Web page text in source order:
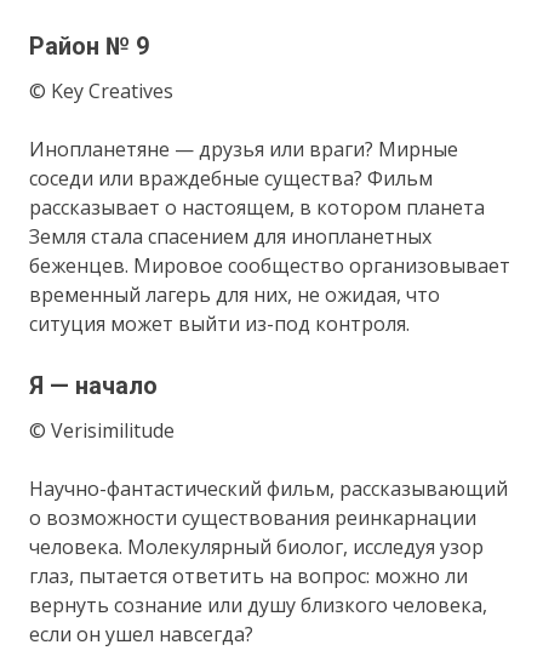
Район № 9
© Key Creatives
Инопланетяне — друзья или враги? Мирные
соседи или враждебные существа? Фильм
рассказывает о настоящем, в котором планета
Земля стала спасением для инопланетных
беженцев. Мировое сообщество организовывает
временный лагерь для них, не ожидая, что
ситуция может выйти из-под контроля.
Я — начало
© Verisimilitude
Научно-фантастический фильм, рассказывающий
о возможности существования реинкарнации
человека. Молекулярный биолог, исследуя узор
глаз, пытается ответить на вопрос: можно ли
вернуть сознание или душу близкого человека,
если он ушел навсегда?